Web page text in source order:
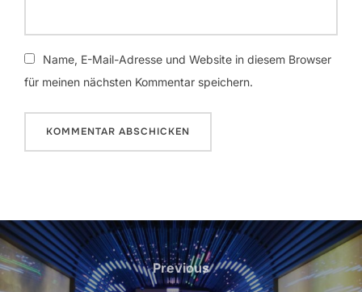
Name, E-Mail-Adresse und Website in diesem Browser
für meinen nächsten Kommentar speichern.
Beitragsnavigation
Previous
Previous